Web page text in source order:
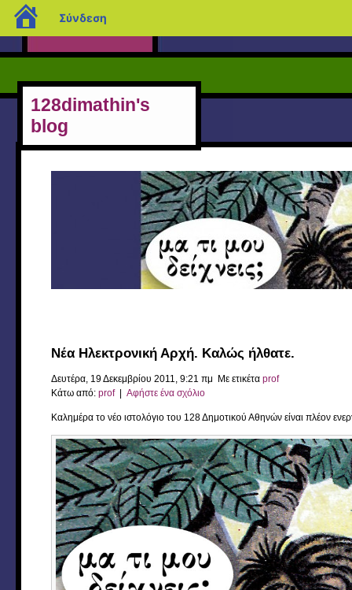
blogs.sch.gr
Σύνδεση
128dimathin's
blog
Nέα Ηλεκτρονική Αρχή. Καλώς ήλθατε.
Δευτέρα, 19 Δεκεμβρίου 2011, 9:21 πμ Με ετικέτα prof
Κάτω από: prof| Αφήστε ένα σχόλιο
Καλημέρα το νέο ιστολόγιο του 128 Δημοτικού Αθηνών είναι πλέον